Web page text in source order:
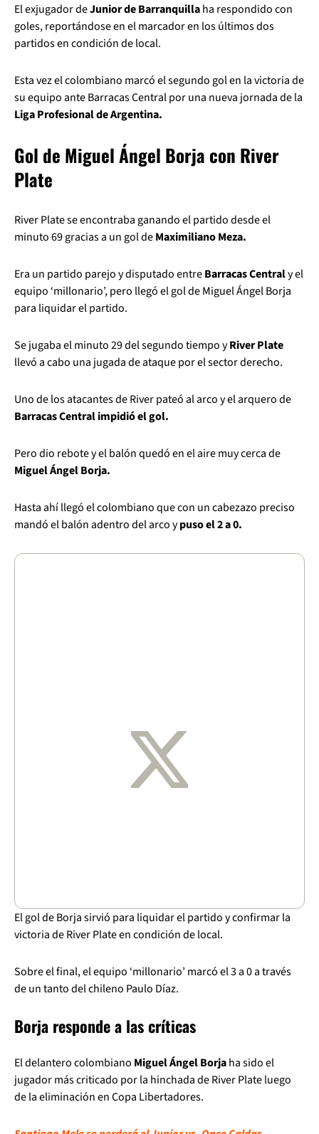
El exjugador deJunior de Barranquillaha respondido con
goles, reportándose en el marcador en los últimos dos
partidos en condición de local.
Esta vez el colombiano marcó el segundo gol en la victoria de
su equipo ante Barracas Central por una nueva jornada de la
Liga Profesional de Argentina.
Gol de Miguel Ángel Borja con River
Plate
River Plate se encontraba ganando el partido desde el
minuto 69 gracias a un gol deMaximiliano Meza.
Era un partido parejo y disputado entreBarracas Centraly el
equipo ‘millonario’, pero llegó el gol de Miguel Ángel Borja
para liquidar el partido.
Se jugaba el minuto 29 del segundo tiempo yRiver Plate
llevó a cabo una jugada de ataque por el sector derecho.
Uno de los atacantes de River pateó al arco y el arquero de
Barracas Central impidió el gol.
Pero dio rebote y el balón quedó en el aire muy cerca de
Miguel Ángel Borja.
Hasta ahí llegó el colombiano que con un cabezazo preciso
mandó el balón adentro del arco ypuso el 2 a 0.
El gol de Borja sirvió para liquidar el partido y confirmar la
victoria de River Plate en condición de local.
Sobre el final, el equipo ‘millonario’ marcó el 3 a 0 a través
de un tanto del chileno Paulo Díaz.
Borja responde a las críticas
El delantero colombiano Miguel Ángel Borjaha sido el
jugador más criticado por la hinchada de River Plate luego
de la eliminación en Copa Libertadores.